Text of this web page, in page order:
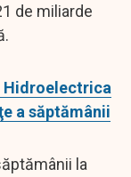
de miliarde
Hidroelectrica
a săptămânii
la